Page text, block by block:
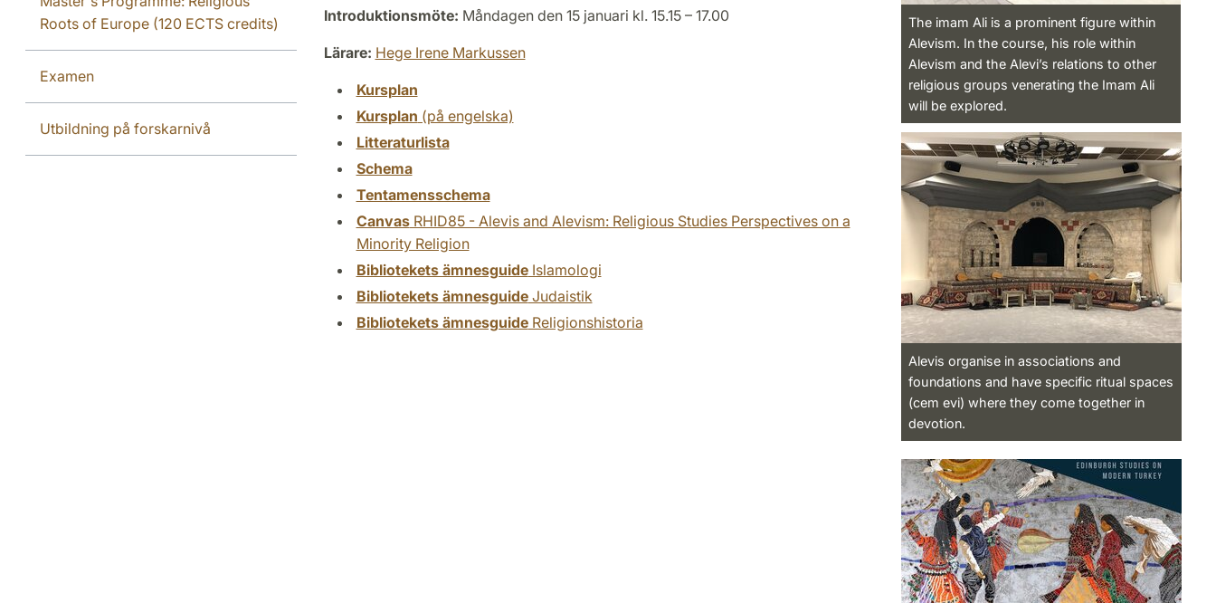
Roots of Europe (120 ECTS credits)
Examen
Utbildning på forskarnivå
Introduktionsmöte: Måndagen den 15 januari kl. 15.15 – 17.00
Lärare: Hege Irene Markussen
Kursplan
Kursplan (på engelska)
Litteraturlista
Schema
Tentamensschema
CanvasRHID85 - Alevis and Alevism: Religious Studies Perspectives on a
Minority Religion
Bibliotekets ämnesguideIslamologi
Bibliotekets ämnesguideJudaistik
Bibliotekets ämnesguideReligionshistoria
The imam Ali is a prominent figure within
Alevism. In the course, his role within
Alevism and the Alevi’s relations to other
religious groups venerating the Imam Ali
will be explored.
Alevis organise in associations and
foundations and have specific ritual spaces
(cem evi) where they come together in
devotion.